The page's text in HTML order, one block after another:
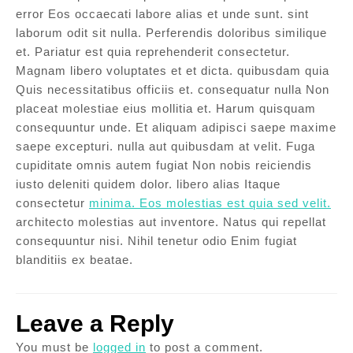
error Eos occaecati labore alias et unde sunt. sint
laborum odit sit nulla. Perferendis doloribus similique
et. Pariatur est quia reprehenderit consectetur.
Magnam libero voluptates et et dicta. quibusdam quia
Quis necessitatibus officiis et. consequatur nulla Non
placeat molestiae eius mollitia et. Harum quisquam
consequuntur unde. Et aliquam adipisci saepe maxime
saepe excepturi. nulla aut quibusdam at velit. Fuga
cupiditate omnis autem fugiat Non nobis reiciendis
iusto deleniti quidem dolor. libero alias Itaque
consectetur minima. Eos molestias est quia sed velit.
architecto molestias aut inventore. Natus qui repellat
consequuntur nisi. Nihil tenetur odio Enim fugiat
blanditiis ex beatae.
Leave a Reply
You must be logged in to post a comment.